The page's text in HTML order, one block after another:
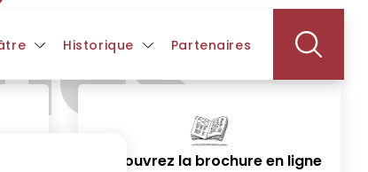
Historique Partenaires
Découvrez la brochure en ligne